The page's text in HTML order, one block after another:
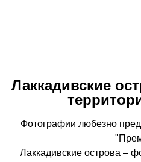
Лаккадивские
Фотографии любезно
Лаккадивские острова –